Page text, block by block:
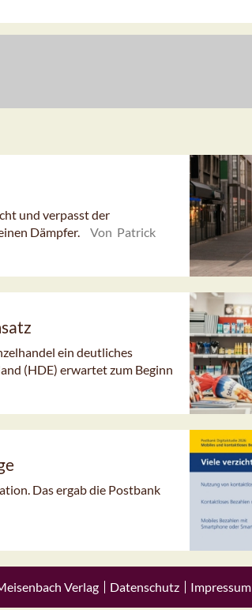
und verpasst der
Dämpfer.
Von Patrick
ein deutliches
(HDE) erwartet zum Beginn
Das ergab die Postbank
Verlag Datenschutz Impressum